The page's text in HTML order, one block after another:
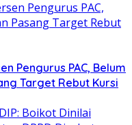
Pengurus PAC, Belum
Target Rebut Kursi